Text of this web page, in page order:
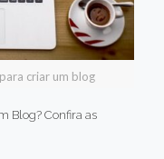
criar um blog
Blog? Confira as